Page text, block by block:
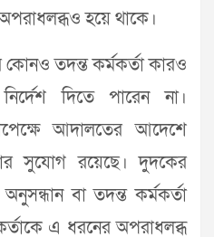
হয়ে থাকে।
তদন্ত কর্মকর্তা কারও
দিতে পারেন না।
আদালতের আদেশে
সুযোগ রয়েছে। দুদকের
বা তদন্ত কর্মকর্তা
এ ধরনের অপরাধলব্ধ